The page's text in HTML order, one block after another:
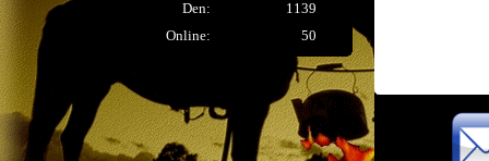
Online: 50
Den:
1139